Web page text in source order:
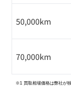
50,000km
70,000km
※1 買取相場価格は弊社が